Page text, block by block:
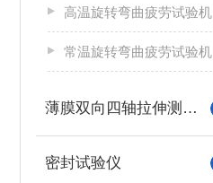
高温旋转弯曲疲劳试验机
常温旋转弯曲疲劳试验机
薄膜双向四轴拉伸测试系统
密封试验仪